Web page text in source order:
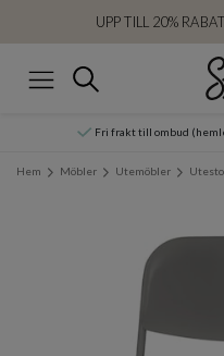
UPP TILL 20%
Sök
Fri frakt till ombud
Hem Möbler Utemöbler